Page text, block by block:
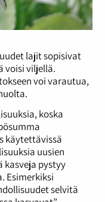
lajit sopisivat
voisi viljellä.
voi varautua,
koska
käytettävissä
uusien
kasveja pystyy
Esimerkiksi
selvitä